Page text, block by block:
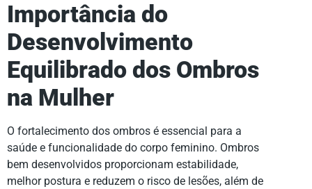
Importância do
Desenvolvimento
Equilibrado dos Ombros
na Mulher
O fortalecimento dos ombros é essencial para a
saúde e funcionalidade do corpo feminino. Ombros
bem desenvolvidos proporcionam estabilidade,
melhor postura e reduzem o risco de lesões, além de